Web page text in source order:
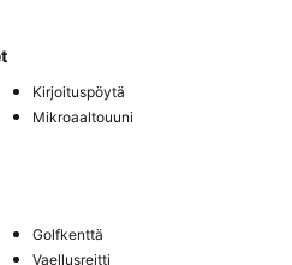
Kirjoituspöytä
Mikroaaltouuni
Golfkenttä
Vaellusreitti